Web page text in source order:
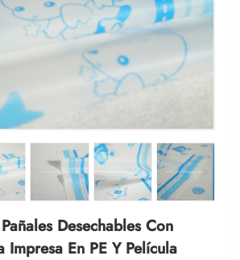
Desechables Con
Impresa En PE Y Película